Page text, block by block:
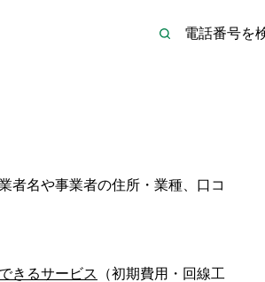
者名や事業者の住所・業種、口コ
きるサービス
（初期費用・回線工